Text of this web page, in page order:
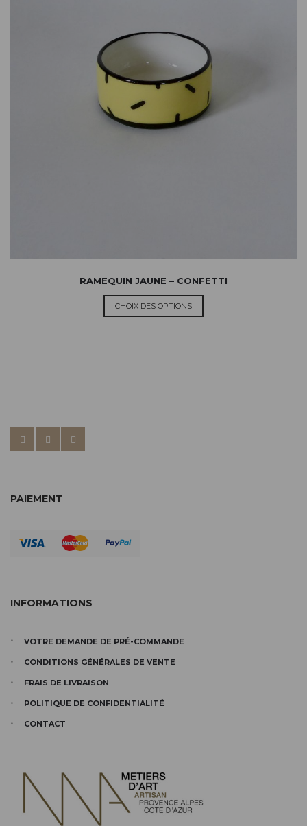
RAMEQUIN JAUNE – CONFETTI
CHOIX DES OPTIONS
PAIEMENT
INFORMATIONS
VOTRE DEMANDE DE PRÉ-COMMANDE
CONDITIONS GÉNÉRALES DE VENTE
FRAIS DE LIVRAISON
POLITIQUE DE CONFIDENTIALITÉ
CONTACT